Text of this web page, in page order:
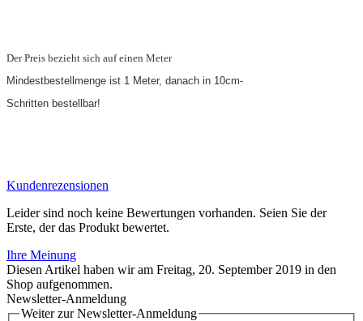
Der Preis bezieht sich auf einen Meter
Mindestbestellmenge ist 1 Meter, danach in 10cm-
Schritten bestellbar!
Kundenrezensionen
Leider sind noch keine Bewertungen vorhanden. Seien Sie der
Erste, der das Produkt bewertet.
Ihre Meinung
Diesen Artikel haben wir am Freitag, 20. September 2019 in den
Shop aufgenommen.
Newsletter-Anmeldung
Weiter zur Newsletter-Anmeldung